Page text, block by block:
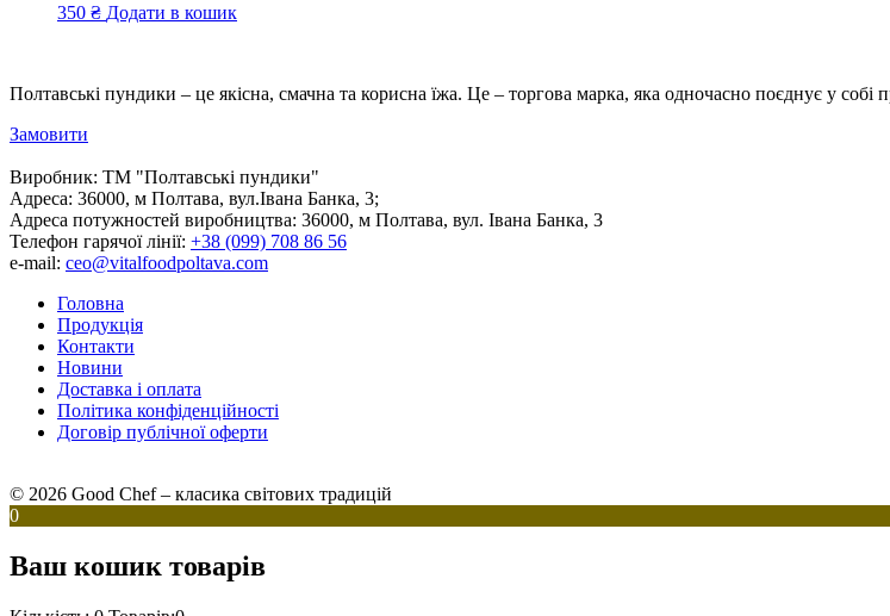
350 ₴ Додати в кошик
Полтавські пундики – це якісна, смачна та корисна їжа. Це – торгова марка, яка одночасно поєднує у собі
Замовити
Виробник: ТМ "Полтавські пундики"
Адреса: 36000, м Полтава, вул.Івана Банка, 3;
Адреса потужностей виробництва: 36000, м Полтава, вул. Івана Банка, 3
Телефон гарячої лінії: +38 (099) 708 86 56
e-mail: ceo@vitalfoodpoltava.com
Головна
Продукція
Контакти
Новини
Доставка і оплата
Політика конфіденційності
Договір публічної оферти
© 2026 Good Chef – класика світових традицій
0
Ваш кошик товарів